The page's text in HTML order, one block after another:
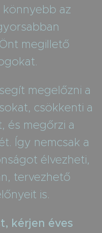
könnyebb az
megillető
megelőzni a
csökkenti a
és megőrzi a
Így nemcsak a
élvezheti,
tervezhető
is.
kérjen éves